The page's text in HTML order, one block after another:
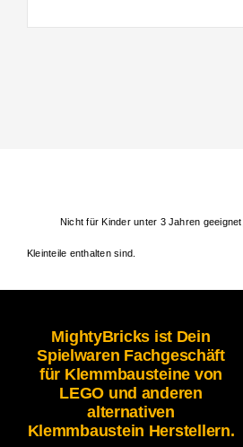
Nicht für Kinder unter 3 Jahren
Kleinteile enthalten sind.
MightyBricks ist Dein
Spielwaren Fachgeschäft
für Klemmbausteine von
LEGO und anderen
alternativen
Klemmbaustein Herstellern.